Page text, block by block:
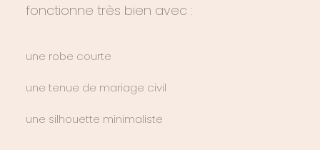
fonctionne très bien avec :
une robe courte
une tenue de mariage civil
une silhouette minimaliste